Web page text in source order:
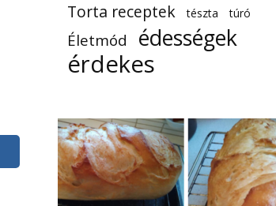
Torta receptek tészta túró
Életmód édességek
érdekes